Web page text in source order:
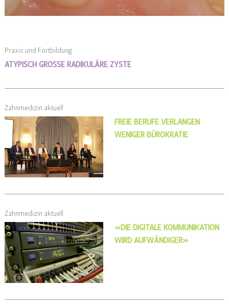
Praxis und Fortbildung
ATYPISCH GROSSE RADIKULÄRE ZYSTE
Zahnmedizin aktuell
FREIE BERUFE VERLANGEN
WENIGER BÜROKRATIE
Zahnmedizin aktuell
«DIE DIGITALE KOMMUNIKATION
WIRD AUFWÄNDIGER»